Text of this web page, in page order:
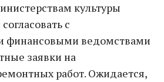
культуры
с
финансовыми ведомствами
заявки на
работ. Ожидается,